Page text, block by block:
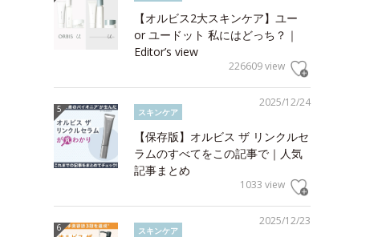
【オルビス2大スキンケア】ユー
or ユードット 私にはどっち？｜
Editor’s view
226609 view
2025/12/24
スキンケア
【保存版】オルビス ザ リンクルセ
ラムのすべてをこの記事で｜人気
記事まとめ
1033 view
2025/12/23
スキンケア